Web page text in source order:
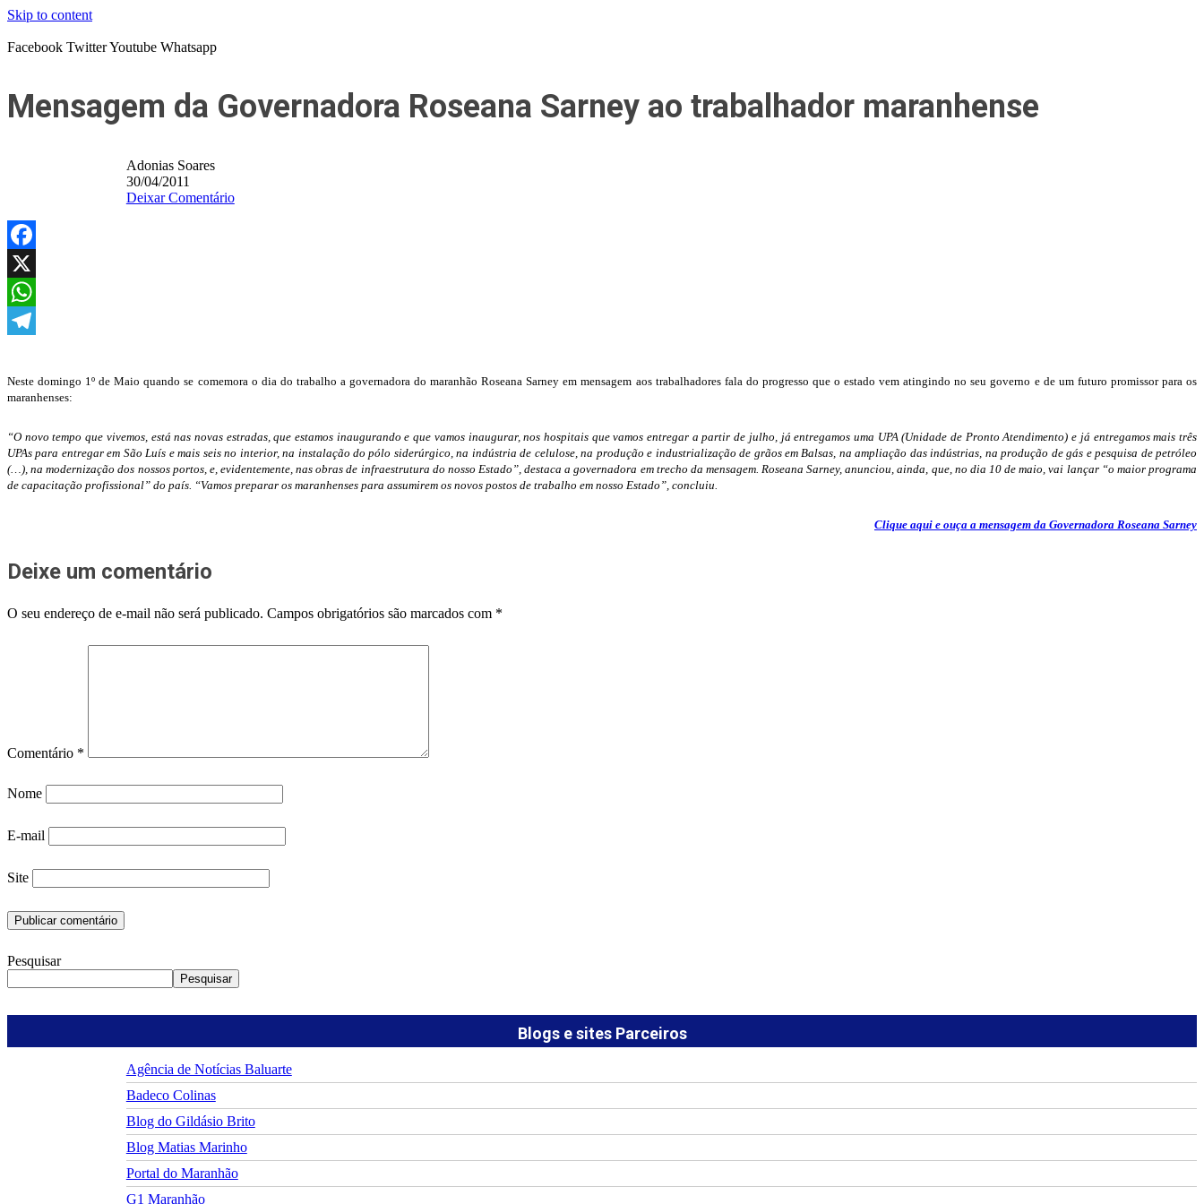
Skip to content
Facebook TwitterYoutube Whatsapp
Mensagem da Governadora Roseana Sarney ao trabalhador maranhense
Adonias Soares
30/04/2011
Deixar Comentário
Facebook
X
WhatsApp
Neste domingo 1º de Maio quando se comemora o dia do trabalho a governadora do maranhão Roseana Sarney em mensagem aos trabalhadores fala do progresso que o estado vem atingindo no seu governo e de um futuro promissor para os
maranhenses:
“O novo tempo que vivemos, está nas novas estradas, que estamos inaugurando e que vamos inaugurar, nos hospitais que vamos entregar a partir de julho, já entregamos uma UPA (Unidade de Pronto Atendimento) e já entregamos mais três
UPAs para entregar em São Luís e mais seis no interior, na instalação do pólo siderúrgico, na indústria de celulose, na produção e industrialização de grãos em Balsas, na ampliação das indústrias, na produção de gás e pesquisa de petróleo
(…), na modernização dos nossos portos, e, evidentemente, nas obras de infraestrutura do nosso Estado”, destaca a governadora em trecho da mensagem. Roseana Sarney, anunciou, ainda, que, no dia 10 de maio, vai lançar “o maior programa
de capacitação profissional” do país. “Vamos preparar os maranhenses para assumirem os novos postos de trabalho em nosso Estado”, concluiu.
Clique aqui e ouça a mensagem da Governadora Roseana Sarney
Deixe um comentário
O seu endereço de e-mail não será publicado. Campos obrigatórios são marcados com *
Comentário *
Nome
E-mail
Site
Pesquisar
Pesquisar
Blogs e sites Parceiros
Agência de Notícias Baluarte
Badeco Colinas
Blog do Gildásio Brito
Blog Matias Marinho
Portal do Maranhão
G1 Maranhão